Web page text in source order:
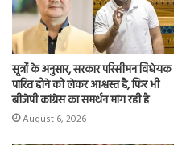
सूत्रों के अनुसार, सरकार परिसीमन विधेयक
पारित होने को लेकर आश्वस्त है, फिर भी
बीजेपी कांग्रेस का समर्थन मांग रही है
August 6, 2026